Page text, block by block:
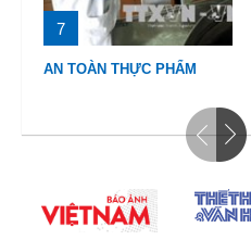
7
AN TOÀN THỰC PHẨM